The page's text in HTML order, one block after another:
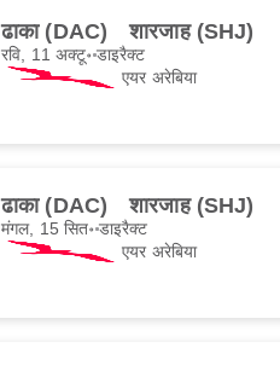
ढाका (DAC) शारजाह (SHJ)
रवि, 11 अक्टू॰ डाइरैक्ट
एयर अरेबिया
ढाका (DAC) शारजाह (SHJ)
मंगल, 15 सित॰ डाइरैक्ट
एयर अरेबिया